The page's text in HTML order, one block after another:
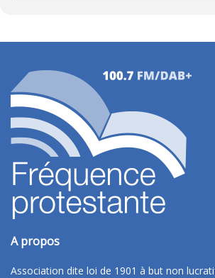
A propos
Association dite loi de 1901 à but non